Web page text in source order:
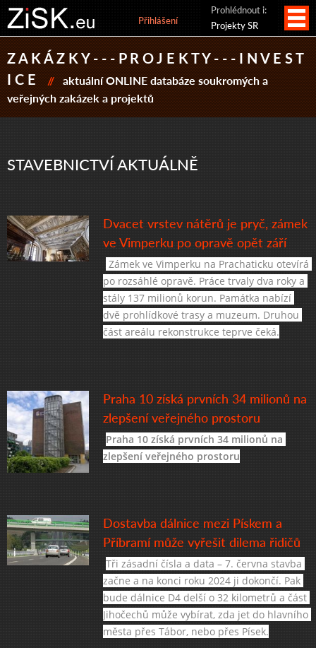
Prohlédnout i:
Projekty SR
Přihlášení
Z A K Á Z K Y - - - P R O J E K T Y - - - I N V E S T
I C E
// aktuální ONLINE databáze soukromých a
veřejných zakázek a projektů
STAVEBNICTVÍ AKTUÁLNĚ
Dvacet vrstev nátěrů je pryč, zámek
ve Vimperku po opravě opět září
Zámek ve Vimperku na Prachaticku otevírá
po rozsáhlé opravě. Práce trvaly dva roky a
stály 137 milionů korun. Památka nabízí
dvě prohlídkové trasy a muzeum. Druhou
část areálu rekonstrukce teprve čeká.
Praha 10 získá prvních 34 milionů na
zlepšení veřejného prostoru
Praha 10 získá prvních 34 milionů na
zlepšení veřejného prostoru
Dostavba dálnice mezi Pískem a
Příbramí může vyřešit dilema řidičů
Tři zásadní čísla a data – 7. června stavba
začne a na konci roku 2024 ji dokončí. Pak
bude dálnice D4 delší o 32 kilometrů a část
Jihočechů může vybírat, zda jet do hlavního
města přes Tábor, nebo přes Písek.